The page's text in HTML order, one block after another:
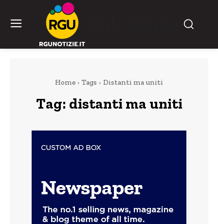
Home Tags Distanti ma uniti
Tag: distanti ma uniti